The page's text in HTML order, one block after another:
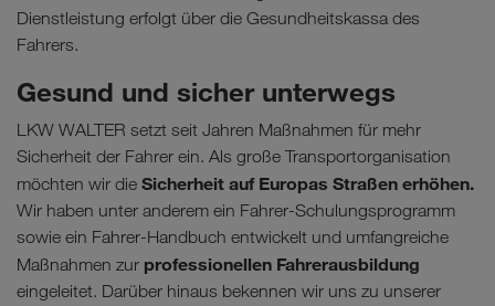
Dienstleistung erfolgt über die Gesundheitskassa des
Fahrers.
Gesund und sicher unterwegs
LKW WALTER setzt seit Jahren Maßnahmen für mehr
Sicherheit der Fahrer ein. Als große Transportorganisation
möchten wir die Sicherheit auf Europas Straßen erhöhen.
Wir haben unter anderem ein Fahrer-Schulungsprogramm
sowie ein Fahrer-Handbuch entwickelt und umfangreiche
Maßnahmen zur professionellen Fahrerausbildung
eingeleitet. Darüber hinaus bekennen wir uns zu unserer